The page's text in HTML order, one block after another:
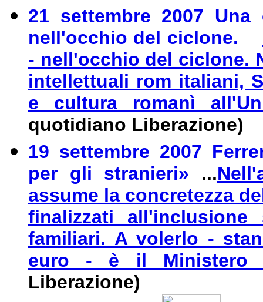
21 settembre 2007 Una
nell'occhio del ciclone.
- nell'occhio del ciclone.
intellettuali rom italiani,
e cultura romanì
quotidiano Liberazione)
19 settembre 2007
per gli stranieri» ...N
assume la concretezza
finalizzati
familiari. A volerlo -
euro - è il Ministero
Liberazione)